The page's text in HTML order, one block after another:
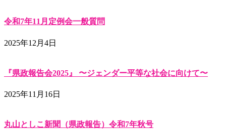
令和7年11月定例会一般質問
2025年12月4日
『県政報告会2025』 〜ジェンダー平等な社会に向けて〜
2025年11月16日
丸山としこ新聞（県政報告）令和7年秋号